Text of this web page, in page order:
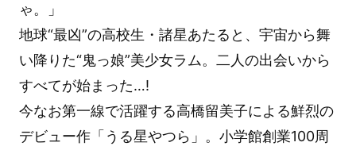
ゃ。」
地球“最凶”の高校生・諸星あたると、宇宙から舞
い降りた“鬼っ娘”美少女ラム。二人の出会いから
すべてが始まった…!
今なお第一線で活躍する高橋留美子による鮮烈の
デビュー作「うる星やつら」。小学館創業100周